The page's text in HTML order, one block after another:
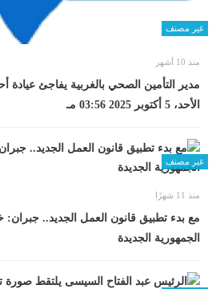
غير مصنف
منذ 10 أشهر
مدير التأمين الصحي بالغربية يفاجئ عيادة
الأحد، 5 أكتوبر 2025 03:56 مـ
غير مصنف
منذ 11 شهرًا
مع بدء تطبيق قانون العمل الجديد.. جبران:
الجمهورية الجديدة